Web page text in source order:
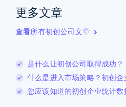
更多文章
查看所有初创公司文章
是什么让初创公司取得成功？
什么是进入市场策略？初创
您应该知道的初创企业统计数
English
English
卢森堡
罗马尼亚
English